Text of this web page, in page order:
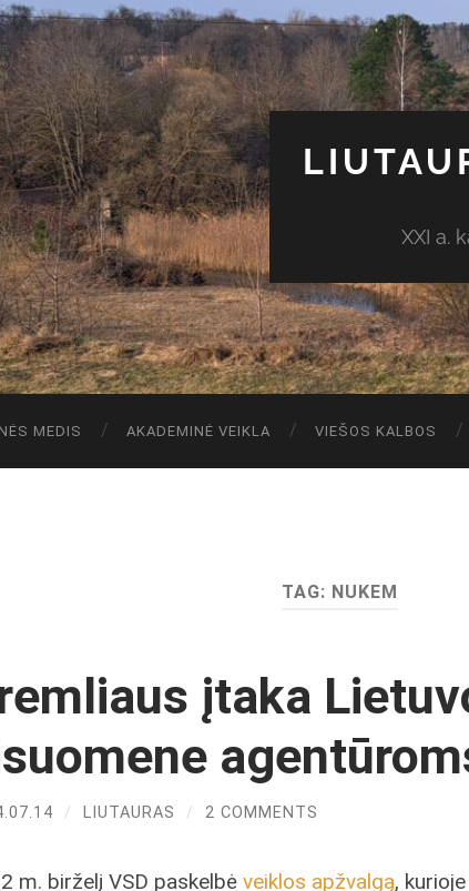
XXI a.
MEDIS AKADEMINĖ VEIKLA VIEŠOS KALBOS
TAG: NUKEM
įtaka
/ LIUTAURAS / 2 COMMENTS
m. birželį VSD paskelbė veiklos apžvalgą,